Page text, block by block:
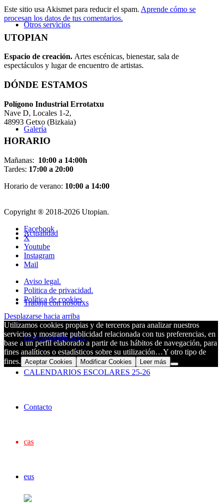
Otros servicios
Galería
Actualidad
Trabaja con nosotrxs
Programación SUA
CALENDARIOS ESCOLARES 25-26
Contacto
cas
eus
Este sitio usa Akismet para reducir el spam. Aprende cómo se
procesan los datos de tus comentarios.
UTOPIAN
Espacio de creación. Artes escénicas, bienestar, sala de
espectáculos y lugar de encuentro de artistas.
DÓNDE ESTAMOS
Polígono Industrial Errotatxu
Nave D, Locales 1-2,
48993 Getxo (Bizkaia)
HORARIO
Mañanas: 10:00 a 14:00h
Tardes: 17:00 a 20:00
Horario de verano: 10:00 a 14:00
Copyright ® 2018-2026 Utopian.
Facebook
X
Youtube
Instagram
Mail
Aviso legal.
Politica de privacidad.
Política de cookies
Desplazarse hacia arriba
Utilizamos cookies propias y de terceros para analizar nuestros
servicios y mostrarte publicidad relacionada con tus preferencias, en
base a un perfil elaborado a partir de tus hábitos de navegación, para
fines analíticos o estadísticos sobre su utilización…Y otro tipo de
fines. Aceptar Cookies Modificar Cookies Leer más